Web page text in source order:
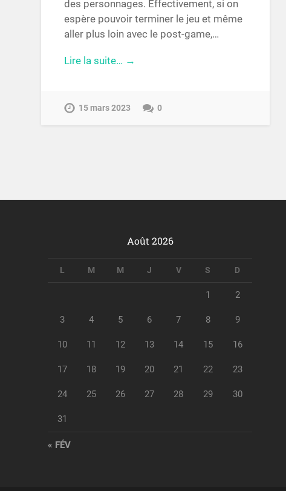
des personnages. Effectivement, si on
espère pouvoir terminer le jeu et même
aller plus loin avec le post-game,…
Lire la suite… →
15 mars 2023 0
Août 2026
L M M J V S D
1 2
3 4 5 6 7 8 9
10 11 12 13 14 15 16
17 18 19 20 21 22 23
24 25 26 27 28 29 30
31
« FÉV